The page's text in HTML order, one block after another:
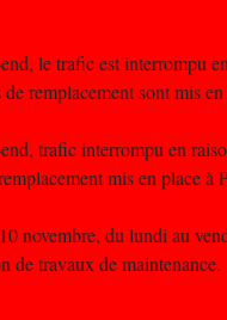
le trafic est interrompu
remplacement sont mis
trafic interrompu en
mis en place à
novembre, du lundi au
de travaux de maintenance.